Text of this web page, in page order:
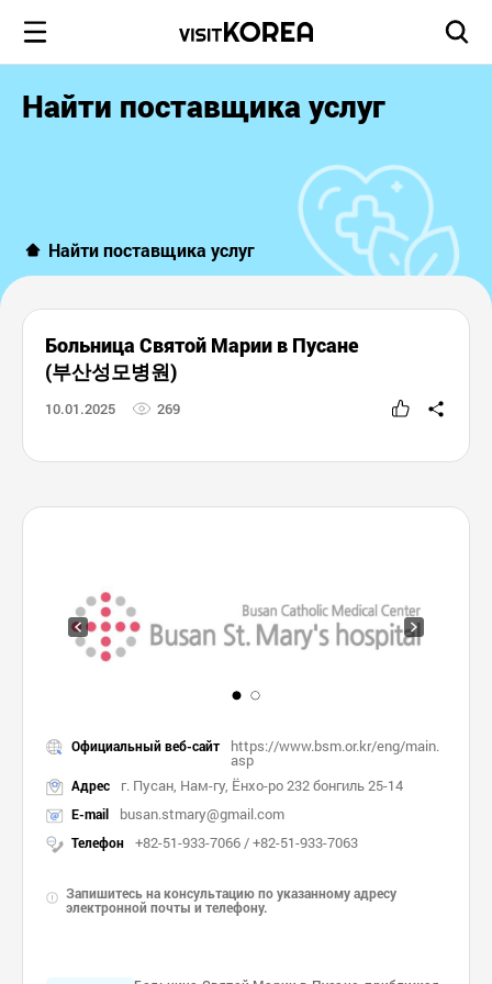
Найти поставщика услуг
Найти поставщика услуг
Больница Святой Марии в Пусане
(부산성모병원)
10.01.2025 269
Официальный веб-сайт https://www.bsm.or.kr/eng/main.
asp
Адрес г. Пусан, Нам-гу, Ёнхо-ро 232 бонгиль 25-14
E-mail busan.stmary@gmail.com
Телефон +82-51-933-7066 / +82-51-933-7063
Запишитесь на консультацию по указанному адресу
электронной почты и телефону.